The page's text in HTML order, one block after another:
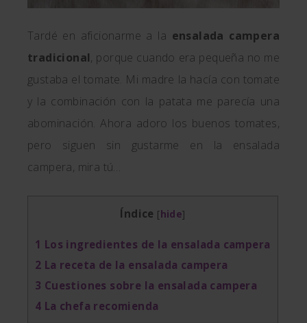
Tardé en aficionarme a la ensalada campera
tradicional, porque cuando era pequeña no me
gustaba el tomate. Mi madre la hacía con tomate
y la combinación con la patata me parecía una
abominación. Ahora adoro los buenos tomates,
pero siguen sin gustarme en la ensalada
campera, mira tú…
Índice [hide]
1 Los ingredientes de la ensalada campera
2 La receta de la ensalada campera
3 Cuestiones sobre la ensalada campera
4 La chefa recomienda